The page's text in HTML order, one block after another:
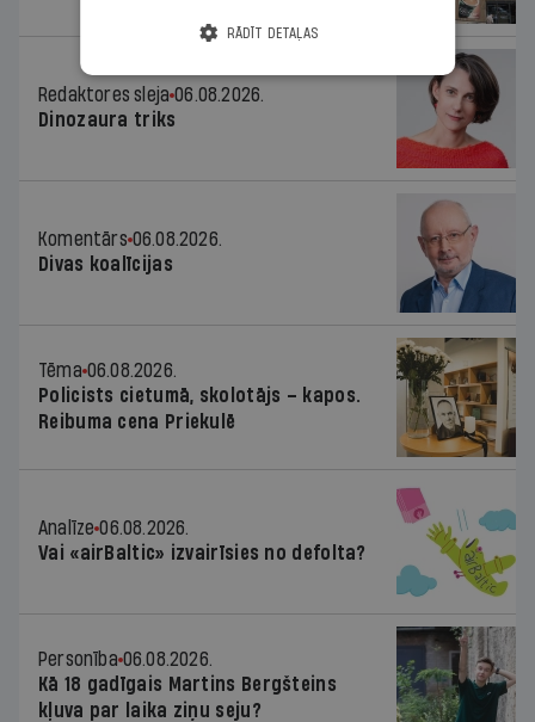
Redaktores sleja 06.08.2026.
Dinozaura triks
Komentārs 06.08.2026.
Divas koalīcijas
Tēma 06.08.2026.
Policists cietumā, skolotājs – kapos.
Reibuma cena Priekulē
Analīze 06.08.2026.
Vai «airBaltic» izvairīsies no defolta?
Personība 06.08.2026.
Kā 18 gadīgais Martins Bergšteins
kļuva par laika ziņu seju?
RĀDĪT DETAĻAS